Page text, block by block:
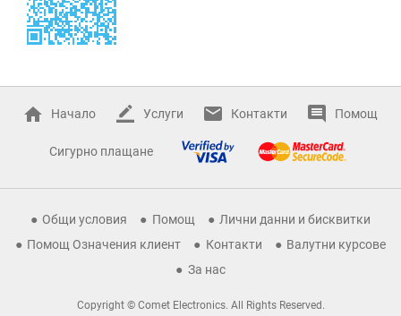
Начало Услуги Контакти Помощ
Сигурно плащане
Общи условия Помощ
Лични данни и бисквитки
Помощ Означения клиент
Контакти
Валутни курсове
За нас
Copyright © Comet Electronics. All Rights Reserved.